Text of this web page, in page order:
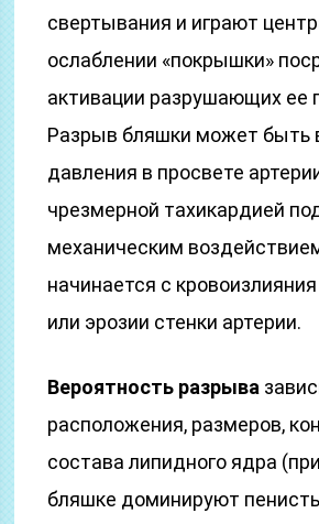
свертывания и играют
ослаблении «покрышки»
активации разрушающих ее
Разрыв бляшки может быть
давления в просвете
чрезмерной тахикардией
механическим
начинается с
или эрозии стенки артерии.
Вероятность разрыва
расположения, размеров,
состава липидного ядра
бляшке доминируют